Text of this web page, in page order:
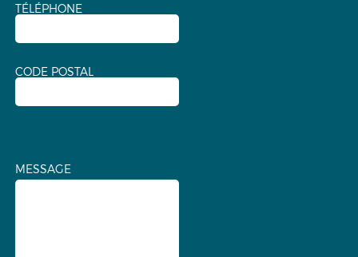
TÉLÉPHONE
CODE POSTAL
MESSAGE